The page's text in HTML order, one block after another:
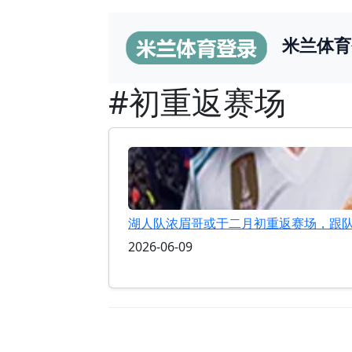
米兰体
#初重返赛场
湖人队浓眉哥或于二月初重返赛场，跟
2026-06-09